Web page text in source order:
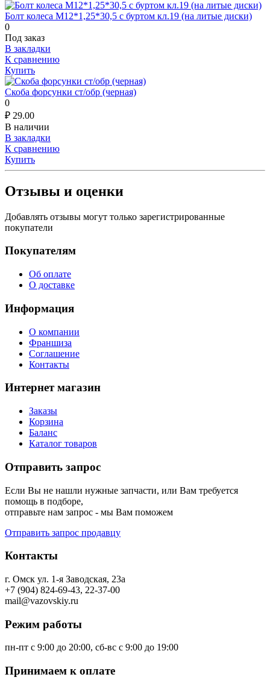
Болт колеса М12*1,25*30,5 с буртом кл.19 (на литые диски)
0
Под заказ
В закладки
К сравнению
Купить
Скоба форсунки ст/обр (черная)
0
₽ 29.00
В наличии
В закладки
К сравнению
Купить
Отзывы и оценки
Добавлять отзывы могут только зарегистрированные
покупатели
Покупателям
Об оплате
О доставке
Информация
О компании
Франшиза
Соглашение
Контакты
Интернет магазин
Заказы
Корзина
Баланс
Каталог товаров
Отправить запрос
Если Вы не нашли нужные запчасти, или Вам требуется
помощь в подборе,
отправьте нам запрос - мы Вам поможем
Отправить запрос продавцу
Контакты
г. Омск ул. 1-я Заводская, 23а
+7 (904) 824-69-43, 22-37-00
mail@vazovskiy.ru
Режим работы
пн-пт с 9:00 до 20:00, сб-вс с 9:00 до 19:00
Принимаем к оплате